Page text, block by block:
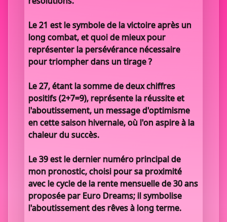
Le 21 est le symbole de la victoire après un
long combat, et quoi de mieux pour
représenter la persévérance nécessaire
pour triompher dans un tirage ?
Le 27, étant la somme de deux chiffres
positifs (2+7=9), représente la réussite et
l'aboutissement, un message d'optimisme
en cette saison hivernale, où l'on aspire à la
chaleur du succès.
Le 39 est le dernier numéro principal de
mon pronostic, choisi pour sa proximité
avec le cycle de la rente mensuelle de 30 ans
proposée par Euro Dreams; il symbolise
l'aboutissement des rêves à long terme.